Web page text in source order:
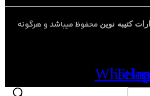
کتیبه نوین محفوظ میباشد و هرگونه